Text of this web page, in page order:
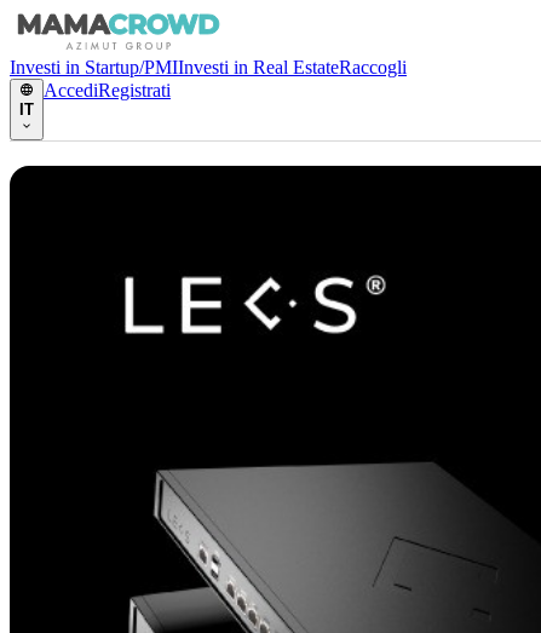
Investi in Startup/PMIInvesti in Real EstateRaccogli
IT
AccediRegistrati